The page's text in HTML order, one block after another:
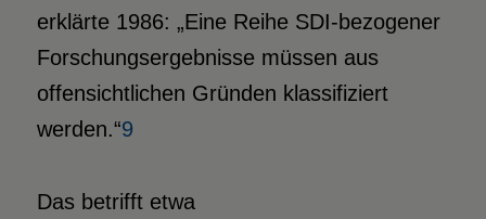
erklärte 1986: „Eine Reihe SDI-bezogener
Forschungsergebnisse müssen aus
offensichtlichen Gründen klassifiziert
werden.“9
Das betrifft etwa